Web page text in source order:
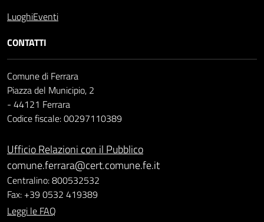
LuoghiEventi
CONTATTI
Comune di Ferrara
Piazza del Municipio, 2
- 44121 Ferrara
Codice fiscale: 00297110389
Ufficio Relazioni con il Pubblico
comune.ferrara@cert.comune.fe.it
Centralino: 800532532
Fax: +39 0532 419389
Leggi le FAQ